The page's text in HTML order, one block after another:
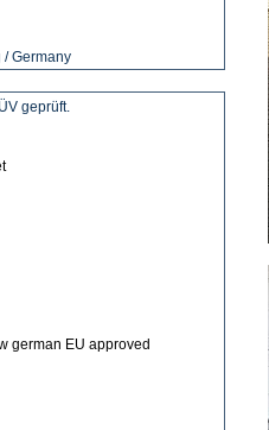
/ Germany
geprüft.
german EU approved